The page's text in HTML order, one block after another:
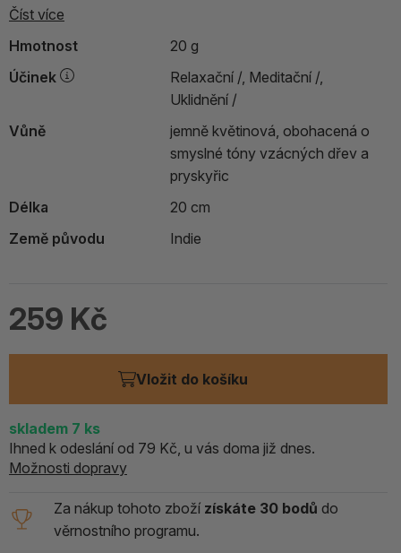
Číst více
Hmotnost
20 g
Účinek
Relaxační /, Meditační /,
Uklidnění /
Vůně
jemně květinová, obohacená o
smyslné tóny vzácných dřev a
pryskyřic
Délka
20 cm
Země původu
Indie
259 Kč
Vložit do košíku
skladem 7 ks
Ihned k odeslání od 79 Kč, u vás doma již dnes.
Možnosti dopravy
Za nákup tohoto zboží získáte 30 bodů do
věrnostního programu.